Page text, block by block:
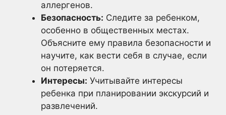
аллергенов.
Безопасность: Следите за ребенком,
особенно в общественных местах.
Объясните ему правила безопасности и
научите, как вести себя в случае, если
он потеряется.
Интересы: Учитывайте интересы
ребенка при планировании экскурсий и
развлечений.